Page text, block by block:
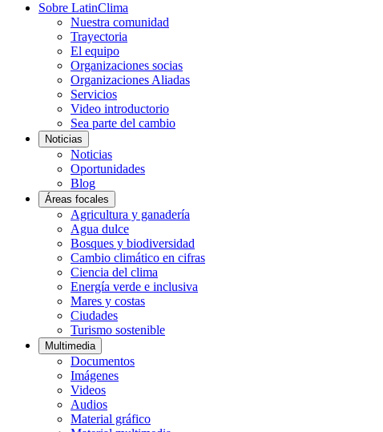
Sobre LatinClima
Nuestra comunidad
Trayectoria
El equipo
Organizaciones socias
Organizaciones Aliadas
Servicios
Video introductorio
Sea parte del cambio
Noticias
Noticias
Oportunidades
Blog
Áreas focales
Agricultura y ganadería
Agua dulce
Bosques y biodiversidad
Cambio climático en cifras
Ciencia del clima
Energía verde e inclusiva
Mares y costas
Ciudades
Turismo sostenible
Multimedia
Documentos
Imágenes
Videos
Audios
Material gráfico